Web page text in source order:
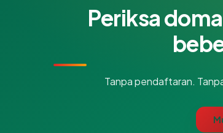
Periksa
Tanpa pendaftaran.